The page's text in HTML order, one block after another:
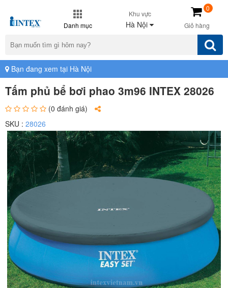
Danh mục
Khu vực
Hà Nội Giỏ hàng
0
Bạn đang xem tại Hà Nội
Tấm phủ bể bơi phao 3m96 INTEX 28026
(0 đánh giá)
SKU : 28026